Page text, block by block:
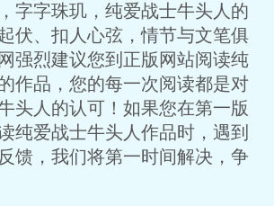
字字珠玑，纯爱战士牛头人的
伏、扣人心弦，情节与文笔俱
强烈建议您到正版网站阅读纯
作品，您的每一次阅读都是对
头人的认可！如果您在第一版
纯爱战士牛头人作品时，遇到
馈，我们将第一时间解决，争